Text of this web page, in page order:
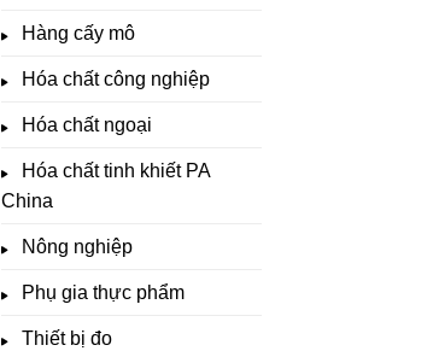
Hàng cấy mô
Hóa chất công nghiệp
Hóa chất ngoại
Hóa chất tinh khiết PA
China
Nông nghiệp
Phụ gia thực phẩm
Thiết bị đo